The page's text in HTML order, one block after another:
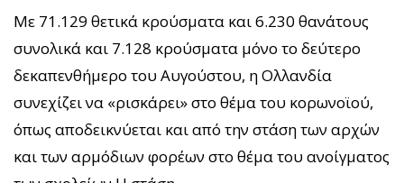
Με 71.129 θετικά κρούσματα και 6.230 θανάτους
συνολικά και 7.128 κρούσματα μόνο το δεύτερο
δεκαπενθήμερο του Αυγούστου, η Ολλανδία
συνεχίζει να «ρισκάρει» στο θέμα του κορωνοϊού,
όπως αποδεικνύεται και από την στάση των αρχών
και των αρμόδιων φορέων στο θέμα του ανοίγματος